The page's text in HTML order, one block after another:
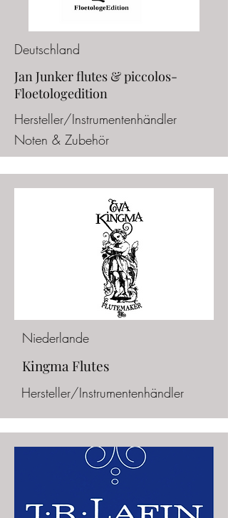
Deutschland
Jan Junker flutes & piccolos-
Floetologedition
Hersteller/Instrumentenhändler
Noten & Zubehör
Niederlande
Kingma Flutes
Hersteller/Instrumentenhändler